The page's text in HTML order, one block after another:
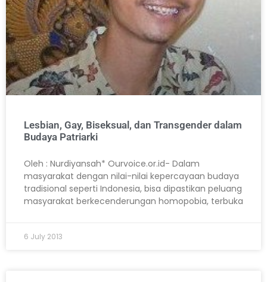
Lesbian, Gay, Biseksual, dan Transgender dalam
Budaya Patriarki
Oleh : Nurdiyansah* Ourvoice.or.id- Dalam
masyarakat dengan nilai-nilai kepercayaan budaya
tradisional seperti Indonesia, bisa dipastikan peluang
masyarakat berkecenderungan homopobia, terbuka
6 July 2013